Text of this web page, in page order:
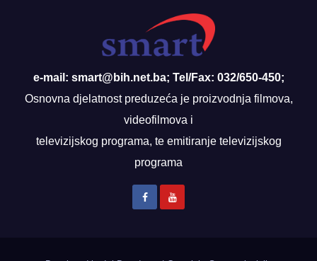
e-mail: smart@bih.net.ba; Tel/Fax: 032/650-450;
Osnovna djelatnost preduzeća je proizvodnja filmova,
videofilmova i
televizijskog programa, te emitiranje televizijskog
programa